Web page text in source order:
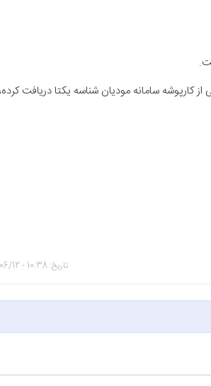
سامانه مودیان شناسه یکتا دریافت کرده،
تاریخ: 10:38 - 1404/06/12